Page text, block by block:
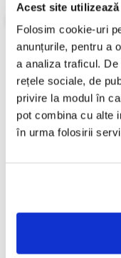
Acest site
Folosim cookie-uri
anunțurile, pentru a
a analiza traficul.
rețele sociale, de
privire la modul în
pot combina cu alte
în urma folosirii
Review-uri(0)